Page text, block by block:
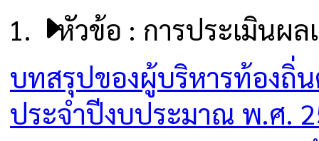
หัวข้อ : การประเมินผ
บทสรุปของผู้บริหารท้องถิ่
ประจำปีงบประมาณ พ.ศ.